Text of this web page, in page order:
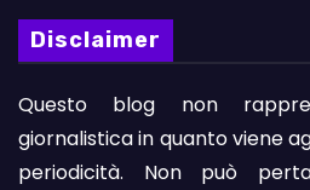
Disclaimer
Questo blog non
giornalistica in quanto viene
periodicità. Non può